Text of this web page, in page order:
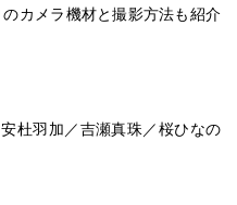
カメラ機材と撮影方法も紹介
杜羽加／吉瀬真珠／桜ひなの